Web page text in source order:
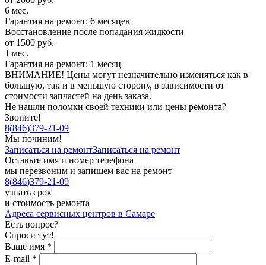
6 мес.
Гарантия на ремонт: 6 месяцев
Восстановление после попадания жидкости
от 1500 руб.
1 мес.
Гарантия на ремонт: 1 месяц
ВНИМАНИЕ! Цены могут незначительно изменяться как в
большую, так и в меньшую сторону, в зависимости от
стоимости запчастей на день заказа.
Не нашли поломки своей техники или цены ремонта?
Звоните!
8(846)379-21-09
Мы починим!
Записаться на ремонтЗаписаться на ремонт
Оставьте имя и номер телефона
мы перезвоним и запишем вас на ремонт
8(846)379-21-09
узнать срок
и стоимость ремонта
Адреса сервисных центров в Самаре
Есть вопрос?
Спроси тут!
Ваше имя *
E-mail *